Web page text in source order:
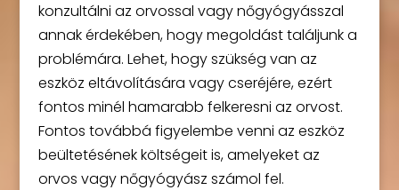
konzultálni az orvossal vagy nőgyógyásszal
annak érdekében, hogy megoldást találjunk a
problémára. Lehet, hogy szükség van az
eszköz eltávolítására vagy cseréjére, ezért
fontos minél hamarabb felkeresni az orvost.
Fontos továbbá figyelembe venni az eszköz
beültetésének költségeit is, amelyeket az
orvos vagy nőgyógyász számol fel.